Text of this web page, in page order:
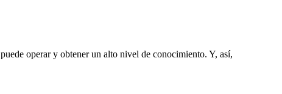
operar y obtener un alto nivel de conocimiento. Y, así,